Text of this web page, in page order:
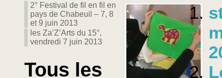
2° Festival de fil en fil en
pays de Chabeuil – 7, 8
et 9 juin 2013
les Za’Z’Arts du 15°,
vendredi 7 juin 2013
Tous les